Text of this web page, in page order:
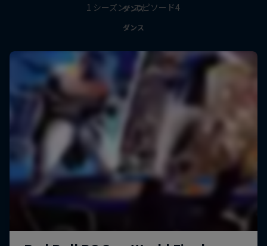
ダンス
1 シーズン · エピソード4
ダンス